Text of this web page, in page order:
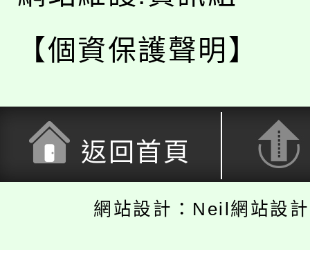
【個資保護聲明】
返回首頁
網站設計：Neil網站設